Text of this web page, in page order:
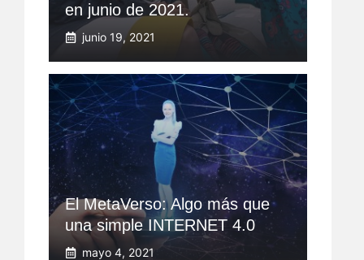
en junio de 2021.
junio 19, 2021
El MetaVerso: Algo más que
una simple INTERNET 4.0
mayo 4, 2021